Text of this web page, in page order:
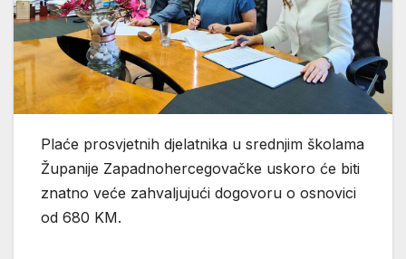
Plaće prosvjetnih djelatnika u srednjim školama
Županije Zapadnohercegovačke uskoro će biti
znatno veće zahvaljujući dogovoru o osnovici
od 680 KM.